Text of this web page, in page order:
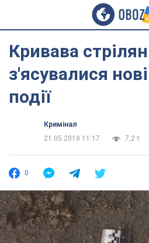
Кривава
з'ясувалися
події
Кримінал
21.05.2018 11:17
7,2 т.
0